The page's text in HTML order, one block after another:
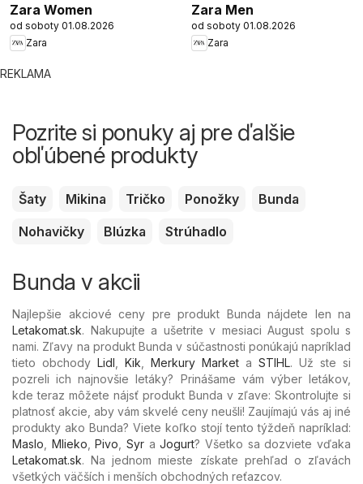
Zara Women
od soboty 01.08.2026
Zara
Zara Men
od soboty 01.08.2026
Zara
REKLAMA
Pozrite si ponuky aj pre ďalšie
obľúbené produkty
Šaty Mikina Tričko Ponožky
Bunda
Nohavičky
Blúzka Strúhadlo
Bunda v akcii
Najlepšie akciové ceny pre produkt Bunda nájdete len na
Letakomat.sk. Nakupujte a ušetrite v mesiaci August spolu s
nami. Zľavy na produkt Bunda v súčastnosti ponúkajú napríklad
tieto obchody Lidl Kik Merkury Market a STIHL. Už ste si
pozreli ich najnovšie letáky? Prinášame vám výber letákov,
kde teraz môžete nájsť produkt Bunda v zľave: Skontrolujte si
platnosť akcie, aby vám skvelé ceny neušli! Zaujímajú vás aj iné
produkty ako Bunda? Viete koľko stojí tento týždeň napríklad:
Maslo
Mlieko ,Pivo ,Syr aJogurt? Všetko sa dozviete vďaka
Letakomat.sk. Na jednom mieste získate prehľad o zľavách
všetkých väčších i menších obchodných reťazcov.